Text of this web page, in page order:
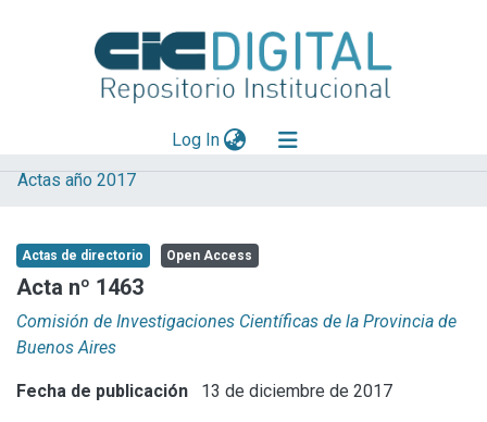
Log In(current)
Explorar
Aportar material
Statistics
Actas año 2017
Actas de directorio Open Access
Acta nº 1463
Comisión de Investigaciones Científicas de la Provincia de
Buenos Aires
Fecha de publicación 13 de diciembre de 2017